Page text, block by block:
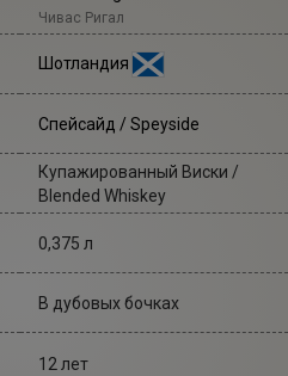
Чивас Ригал
Шотландия
Спейсайд / Speyside
Купажированный Виски /
Blended Whiskey
0,375 л
В дубовых бочках
12 лет